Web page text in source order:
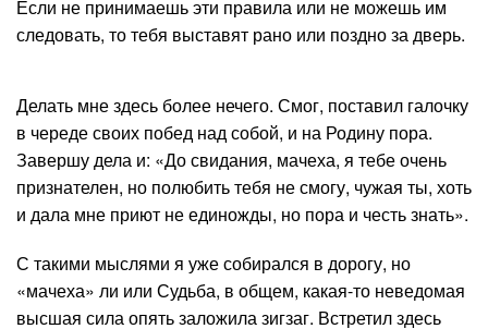
Если не принимаешь эти правила или не можешь им
следовать, то тебя выставят рано или поздно за дверь.
Делать мне здесь более нечего. Смог, поставил галочку
в череде своих побед над собой, и на Родину пора.
Завершу дела и: «До свидания, мачеха, я тебе очень
признателен, но полюбить тебя не смогу, чужая ты, хоть
и дала мне приют не единожды, но пора и честь знать».
С такими мыслями я уже собирался в дорогу, но
«мачеха» ли или Судьба, в общем, какая-то неведомая
высшая сила опять заложила зигзаг. Встретил здесь